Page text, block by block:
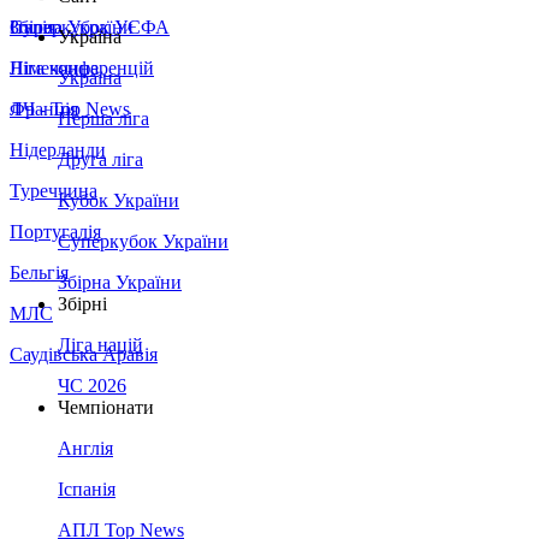
Збірна України
Італія
Німеччина
Франція
Нідерланди
Туреччина
Португалія
Бельгія
МЛС
Саудівська Аравія
Суперкубок УЄФА
Ліга конференцій
ЛЧ - Top News
Україна
Україна
Перша ліга
Друга ліга
Кубок України
Суперкубок України
Збірна України
Збірні
Ліга націй
ЧС 2026
Чемпіонати
Англія
Іспанія
АПЛ Top News